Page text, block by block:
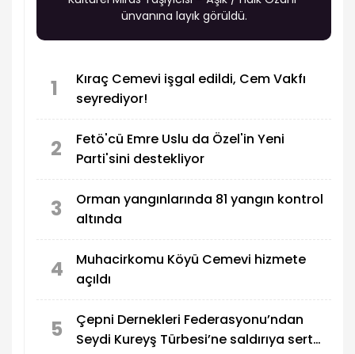
ünvanına layık görüldü.
1
Kıraç Cemevi işgal edildi, Cem Vakfı
seyrediyor!
2
Fetö'cü Emre Uslu da Özel'in Yeni
Parti'sini destekliyor
3
Orman yangınlarında 81 yangın kontrol
altında
4
Muhacirkomu Köyü Cemevi hizmete
açıldı
5
Çepni Dernekleri Federasyonu’ndan
Seydi Kureyş Türbesi’ne saldırıya sert